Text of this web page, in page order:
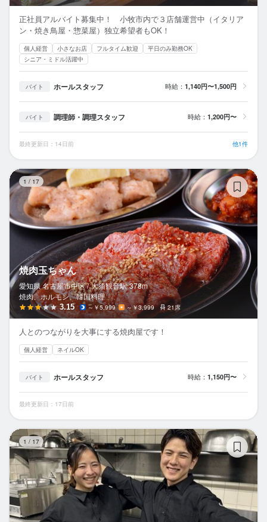
正社員アルバイト募集中！ 小牧市内で３店舗運営中（イタリア
ン・焼き鳥屋・惣菜屋）独立希望者もOK！
個人経営 小さなお店 フルタイム歓迎
平日のみ勤務OK
シニア・ミドル活躍中
バイト ホールスタッフ 時給： 1,140円〜1,500円
バイト 調理師・調理スタッフ 時給： 1,200円〜
最終更新日：14日前 他1件
1 / 17
焼肉玉ちゃん
愛知県 名古屋市中区 / 大須観音駅 378m
焼肉、ホルモン、韓国料理
3.15 ～￥5,999 ～￥3,999 21席
人とのつながりを大事にする焼肉屋です！
個人経営 ネイルOK
バイト ホールスタッフ 時給： 1,150円〜
最終更新日：17日前
1 / 17